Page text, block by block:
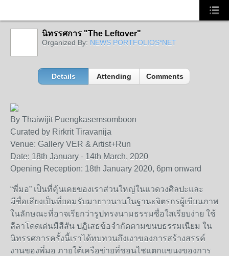
นิทรรศการ "The Leftover"
Organized By: NEWS PORTFOLIOS*NET
Details Attending Comments
By Thaiwijit Puengkasemsomboon
Curated by Rirkrit Tiravanija
Venue: Gallery VER & Artist+Run
Date: 18th January - 14th March, 2020
Opening Reception: 18th January 2020, 6pm onward
“พี่มอ” เป็นที่คุ้นเคยของเราส่วนใหญ่ในแวดวงศิลปะและ
มีชื่อเสียงเป็นที่ยอมรับมายาวนานในฐานะจิตรกรผู้เขียนภาพ
ในลักษณะที่อาจเรียกว่ารูปทรงนามธรรมซื่อใสเรียบง่าย ใช้
ลีลาโดดเด่นมีสีสัน ปฏิเสธข้อจำกัดตามขนบธรรมเนียม ใน
นิทรรศการครั้งนี้เราได้ทบทวนถึงเงาของการสร้างสรรค์
งานของพี่มอ ภายใต้เครือข่ายที่ชอนไชแตกแขนงของการ